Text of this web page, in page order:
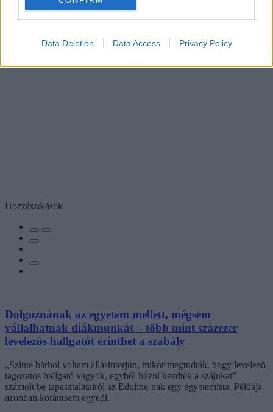
Data Deletion Data Access Privacy Policy
Hozzászólások
Dolgoznának az egyetem mellett, mégsem
vállalhatnak diákmunkát – több mint százezer
levelezős hallgatót érinthet a szabály
„Szinte bárhol voltam állásinterjún, mikor megtudták, hogy levelező
tagozatos hallgató vagyok, egyből húzni kezdték a szájukat” –
számolt be tapasztalatairól az Eduline-nak egy egyetemista. Példája
azonban korántsem egyedi.